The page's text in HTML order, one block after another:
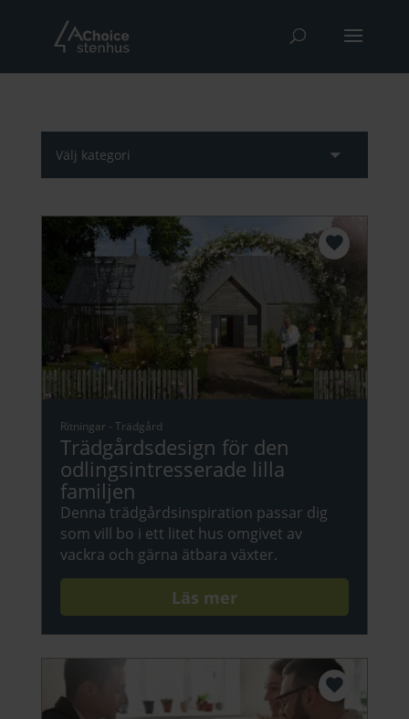
Ritningar- Trädgård
Trädgårdsdesign för den
odlingsintresserade lilla
familjen
Denna trädgårdsinspiration passar dig
som vill bo i ett litet hus omgivet av
vackra och gärna ätbara växter.
Läs mer